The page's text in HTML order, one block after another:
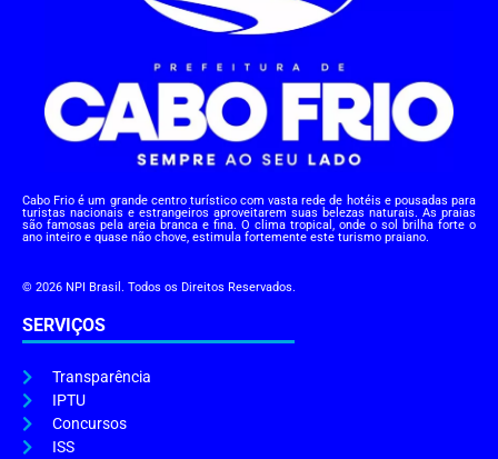
Cabo Frio é um grande centro turístico com vasta rede de hotéis e pousadas para
turistas nacionais e estrangeiros aproveitarem suas belezas naturais. As praias
são famosas pela areia branca e fina. O clima tropical, onde o sol brilha forte o
ano inteiro e quase não chove, estimula fortemente este turismo praiano.
© 2026 NPI Brasil. Todos os Direitos Reservados.
SERVIÇOS
Transparência
IPTU
Concursos
ISS